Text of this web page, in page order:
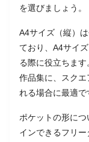
を選びましょう。
A4サイズ（縦）
ており、A4サイ
る際に役立ちます
作品集に、スク
れる場合に最適で
ポケットの形に
インできるフリ